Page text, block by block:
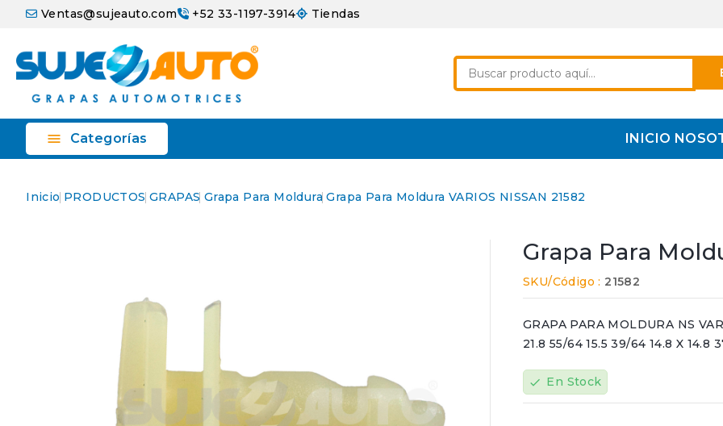
Ventas@sujeauto.com +52 33-1197-3914 Tiendas
 Categorías INICIO
Inicio PRODUCTOS GRAPAS Grapa Para Moldura Grapa Para Moldura VARIOS NISSAN 21582
Grapa Para
SKU/Código : 21582
GRAPA PARA MOLDURA NS
21.8 55/64 15.5 39/64 14.8 X 14.8
check En Stock